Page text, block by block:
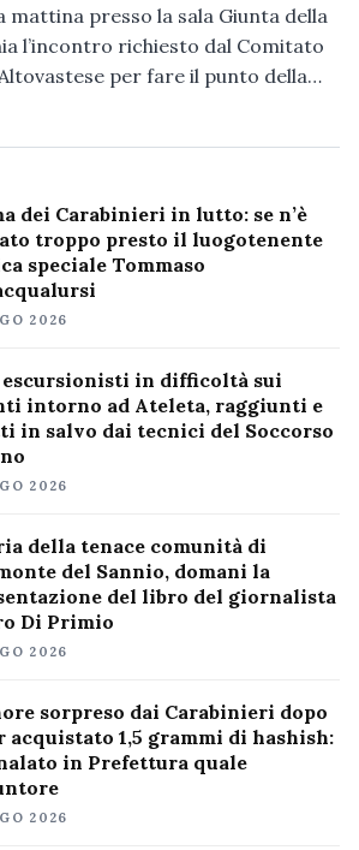
mattina presso la sala Giunta della
l’incontro richiesto dal Comitato
per fare il punto della…
dei Carabinieri in lutto: se n’è
troppo presto il luogotenente
speciale Tommaso
2026
in difficoltà sui
intorno ad Ateleta, raggiunti e
in salvo dai tecnici del Soccorso
2026
della tenace comunità di
del Sannio, domani la
del libro del giornalista
Di Primio
2026
sorpreso dai Carabinieri dopo
acquistato 1,5 grammi di hashish:
in Prefettura quale
2026